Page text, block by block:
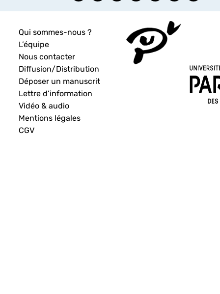
Qui sommes-nous ?
L’équipe
Nous contacter
Diffusion/Distribution
Déposer un manuscrit
Lettre d’information
Vidéo & audio
Mentions légales
CGV